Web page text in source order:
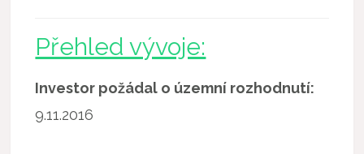
Přehled vývoje:
Investor požádal o územní rozhodnutí:
9.11.2016